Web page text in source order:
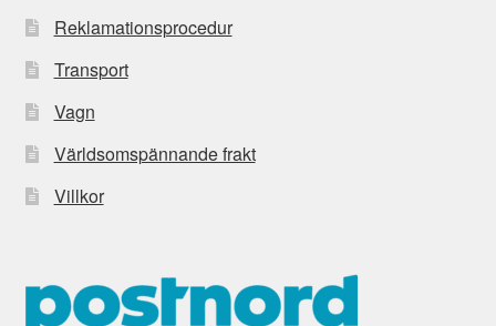
Reklamationsprocedur
Transport
Vagn
Världsomspännande frakt
Villkor